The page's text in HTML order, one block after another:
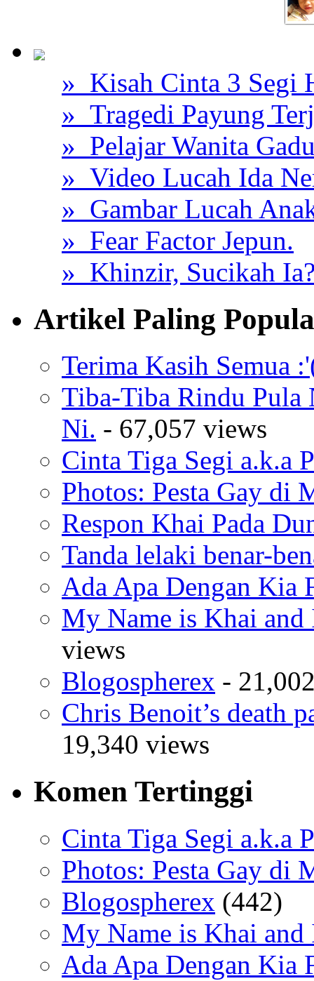
» Kisah Cinta 3 Segi
» Tragedi Payung
» Pelajar Wanita
» Video Lucah Ida
» Gambar Lucah
» Fear Factor Jepun.
» Khinzir, Sucikah
Artikel Paling
Terima Kasih Semua
Tiba-Tiba Rindu Pula
Ni. - 67,057 views
Cinta Tiga Segi a.k.a
Photos: Pesta Gay di
Respon Khai Pada
Tanda lelaki benar-
Ada Apa Dengan Kia
My Name is Khai and
views
Blogospherex -
Chris Benoit’s death
19,340 views
Komen Tertinggi
Cinta Tiga Segi a.k.a
Photos: Pesta Gay di
Blogospherex (442)
My Name is Khai
Ada Apa Dengan Kia